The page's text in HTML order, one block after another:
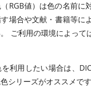
RGB値）は色の名前に
場合や文献・書籍等に
ご利用の環境によっ
利用したい場合は、
シリーズがオススメです